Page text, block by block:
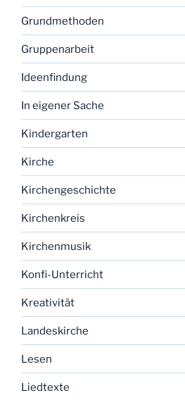
Grundmethoden
Gruppenarbeit
Ideenfindung
In eigener Sache
Kindergarten
Kirche
Kirchengeschichte
Kirchenkreis
Kirchenmusik
Konfi-Unterricht
Kreativität
Landeskirche
Lesen
Liedtexte